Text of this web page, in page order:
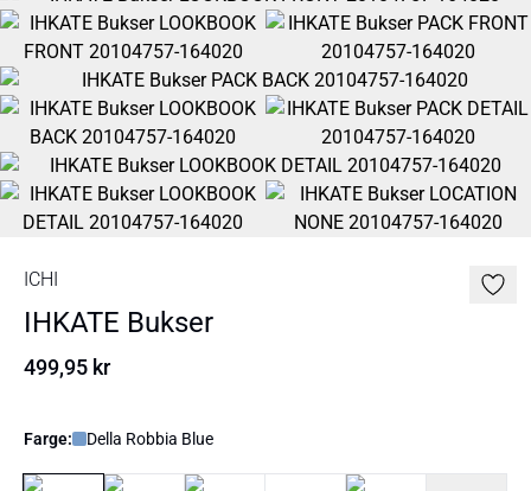
ICHI
IHKATE Bukser
499,95 kr
Farge: Della Robbia Blue